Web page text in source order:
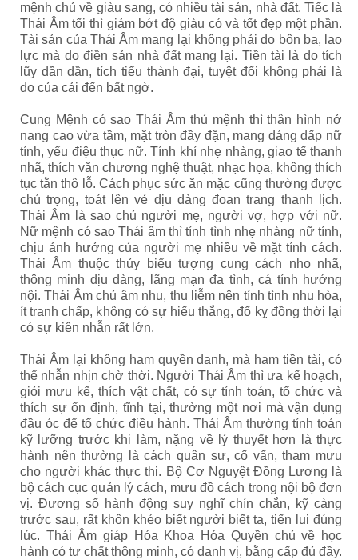
mệnh chủ về giàu sang, có nhiều tài sản, nhà đất. Tiếc là
Thái Âm tối thì giảm bớt độ giàu có và tốt đẹp một phần.
Tài sản của Thái Âm mang lại không phải do bôn ba, lao
lực mà do điền sản nhà đất mang lại. Tiền tài là do tích
lũy dần dần, tích tiểu thành đại, tuyệt đối không phải là
do của cải đến bất ngờ.
Cung Mệnh có sao Thái Âm thủ mệnh thì thân hình nở
nang cao vừa tầm, mặt tròn đầy đặn, mang dáng dấp nữ
tính, yểu điệu thục nữ. Tính khí nhẹ nhàng, giao tế thanh
nhã, thích văn chương nghệ thuật, nhạc họa, không thích
tục tằn thô lỗ. Cách phục sức ăn mặc cũng thường được
chú trọng, toát lên vẻ dịu dàng đoan trang thanh lịch.
Thái Âm là sao chủ người mẹ, người vợ, hợp với nữ.
Nữ mệnh có sao Thái âm thì tính tình nhẹ nhàng nữ tính,
chịu ảnh hưởng của người mẹ nhiều về mặt tính cách.
Thái Âm thuộc thủy biểu tượng cung cách nho nhã,
thông minh dịu dàng, lãng mạn đa tình, cá tính hướng
nội. Thái Âm chủ âm nhu, thu liễm nên tính tình nhu hòa,
ít tranh chấp, không có sự hiếu thắng, đố kỵ đồng thời lại
có sự kiên nhẫn rất lớn.
Thái Âm lại không ham quyền danh, mà ham tiền tài, có
thể nhẫn nhịn chờ thời. Người Thái Âm thì ưa kế hoạch,
giỏi mưu kế, thích vật chất, có sự tính toán, tổ chức và
thích sự ổn định, tĩnh tại, thường một nơi mà vận dụng
đầu óc để tổ chức điều hành. Thái Âm thường tính toán
kỹ lưỡng trước khi làm, nặng về lý thuyết hơn là thực
hành nên thường là cách quân sư, cố vấn, tham mưu
cho người khác thực thi. Bộ Cơ Nguyệt Đồng Lương là
bộ cách cục quản lý cách, mưu đồ cách trong nội bộ đơn
vị. Đương số hành động suy nghĩ chín chắn, kỹ càng
trước sau, rất khôn khéo biết người biết ta, tiến lui đúng
lúc. Thái Âm giáp Hóa Khoa Hóa Quyền chủ về học
hành có tư chất thông minh, có danh vị, bằng cấp đủ đầy.